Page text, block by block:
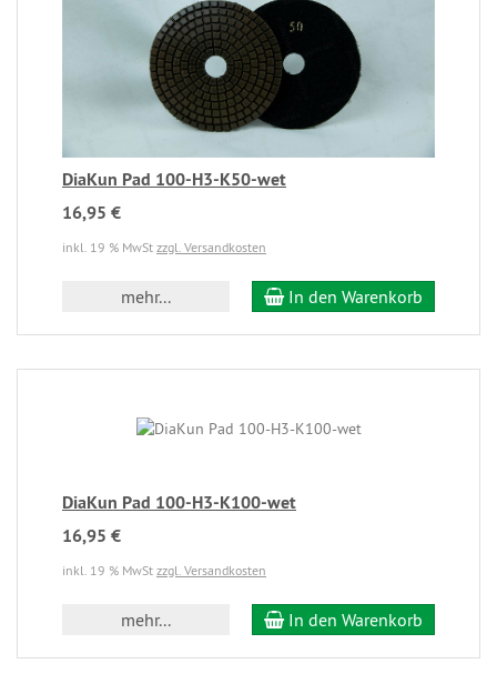
DiaKun Pad 100-H3-K50-wet
16,95 €
inkl. 19 % MwSt zzgl. Versandkosten
mehr... In den Warenkorb
DiaKun Pad 100-H3-K100-wet
16,95 €
inkl. 19 % MwSt zzgl. Versandkosten
mehr... In den Warenkorb